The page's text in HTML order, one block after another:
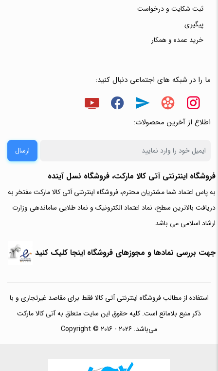
ثبت شکایت و درخواست
پیگیری
خرید عمده و همکار
ما را در شبکه های اجتماعی دنبال کنید:
اطلاع از آخرین محصولات:
ارسال
فروشگاه اینترنتی آتی‌ کالا مارکت، فروشگاه نسل آینده
به پاس اعتماد شما مشتریان محترم، فروشگاه اینترنتی آتی کالا مارکت مفتخر به
دریافت بالاترین سطح، نماد اعتماد الکترونیک و نماد طلایی ساماندهی وزارت
ارشاد اسلامی می باشد.
جهت بررسی نمادها و مجوزهای فروشگاه اینجا کلیک کنید
استفاده از مطالب فروشگاه اینترنتی آتی کالا فقط برای مقاصد غیرتجاری و با
ذکر منبع بلامانع است. کلیه حقوق این سایت متعلق به آتی کالا مارکت
می‌باشد. Copyright © 2016 - 2026